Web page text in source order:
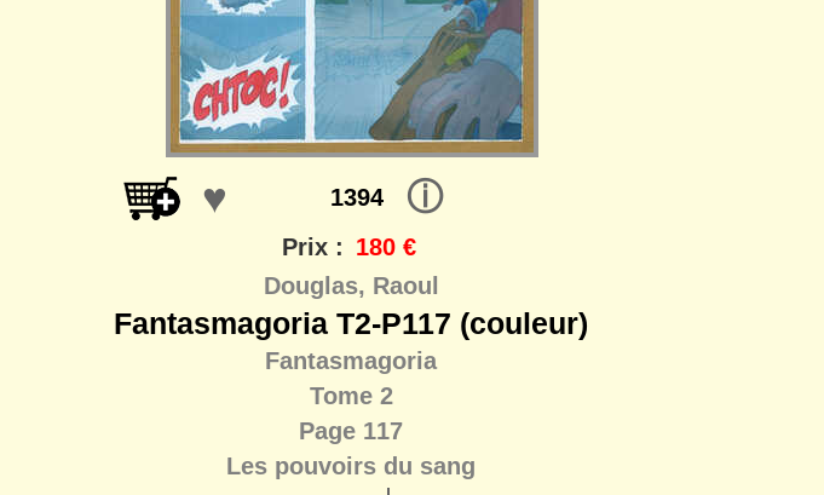
♥ 1394 ⓘ
Prix : 180 €
Douglas, Raoul
Fantasmagoria T2-P117 (couleur)
Fantasmagoria
Tome 2
Page 117
Les pouvoirs du sang